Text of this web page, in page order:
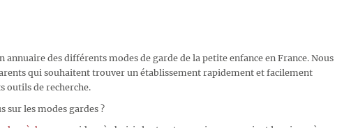
annuaire des différents modes de garde de la petite enfance en France. Nous
qui souhaitent trouver un établissement rapidement et facilement
outils de recherche.
sur les modes gardes ?